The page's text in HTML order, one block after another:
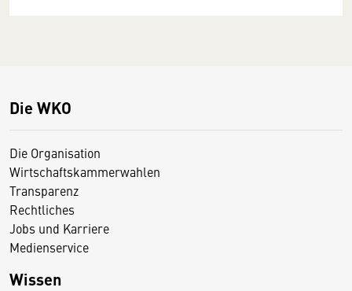
Die WKO
Die Organisation
Wirtschaftskammerwahlen
Transparenz
Rechtliches
Jobs und Karriere
Medienservice
Wissen